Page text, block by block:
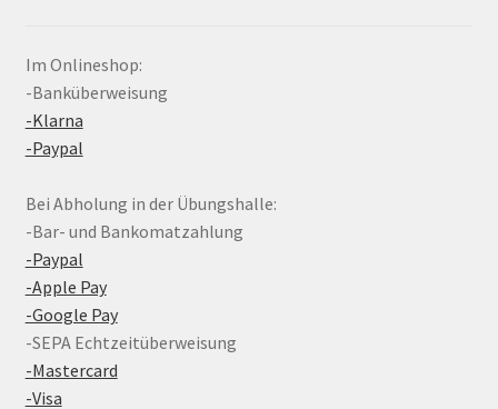
Im Onlineshop:
-Banküberweisung
-Klarna
-Paypal
Bei Abholung in der Übungshalle:
-Bar- und Bankomatzahlung
-Paypal
-Apple Pay
-Google Pay
-SEPA Echtzeitüberweisung
-Mastercard
-Visa